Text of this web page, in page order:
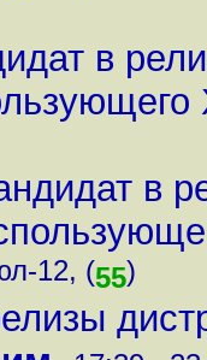
в
в
12, (55)